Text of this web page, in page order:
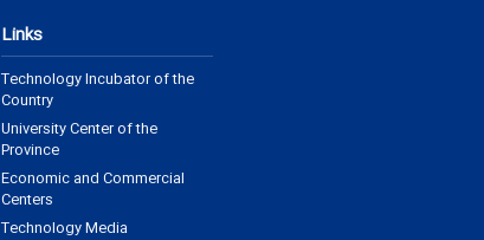
Links
Technology Incubator of the
Country
University Center of the
Province
Economic and Commercial
Centers
Technology Media